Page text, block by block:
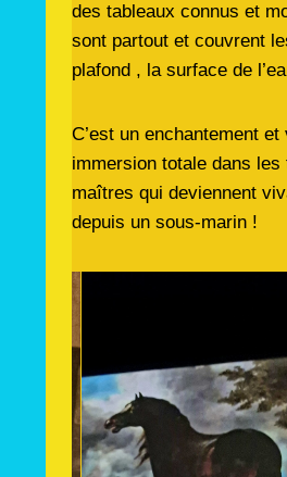
des tableaux connus et
sont partout et couvrent
plafond , la surface de
C’est un enchantement
immersion totale dans les
maîtres qui deviennent
depuis un sous-marin !